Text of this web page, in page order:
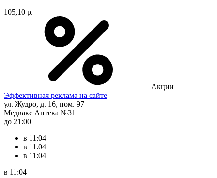
105,10 р.
Акции
Эффективная реклама на сайте
ул. Жудро, д. 16, пом. 97
Медвакс Аптека №31
до 21:00
в 11:04
в 11:04
в 11:04
в 11:04